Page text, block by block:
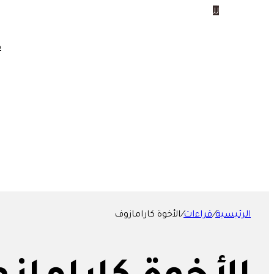
الرئيسية/قراءات/الأخوة كارامازوف
زر